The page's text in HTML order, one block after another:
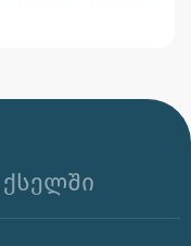
ქსელში